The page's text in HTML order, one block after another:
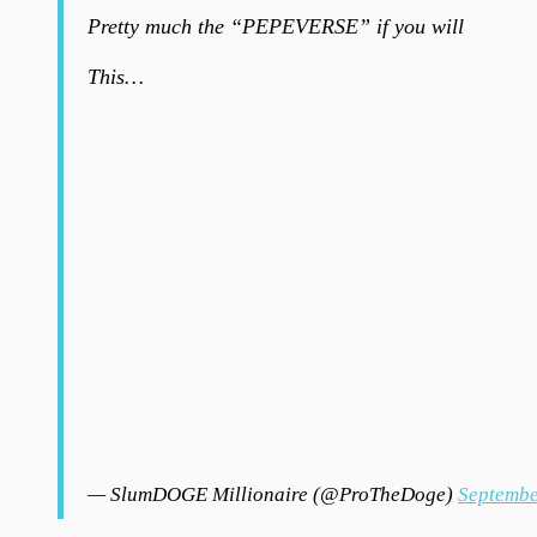
Pretty much the “PEPEVERSE” if you will
This…
— SlumDOGE Millionaire (@ProTheDoge)